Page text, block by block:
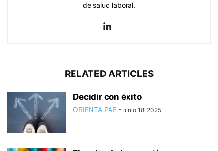
de salud laboral.
RELATED ARTICLES
Decidir con éxito
ORIENTA PAE - junio 18, 2025